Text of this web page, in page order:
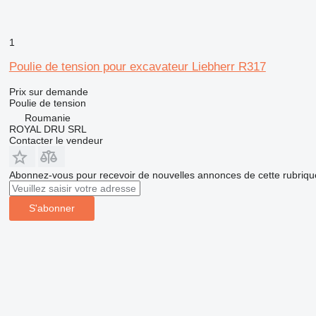
1
Poulie de tension pour excavateur Liebherr R317
Prix sur demande
Poulie de tension
Roumanie
ROYAL DRU SRL
Contacter le vendeur
Abonnez-vous pour recevoir de nouvelles annonces de cette
S'abonner